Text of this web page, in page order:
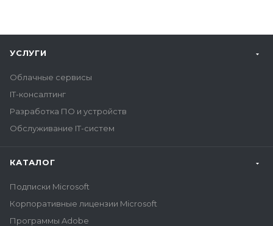
УСЛУГИ
Облачные сервисы
IT-консалтинг
Разработка ПО и устройств
Обслуживание IT-систем
КАТАЛОГ
Подписки Microsoft
Корпоративные лицензии Microsoft
Программы Adobe